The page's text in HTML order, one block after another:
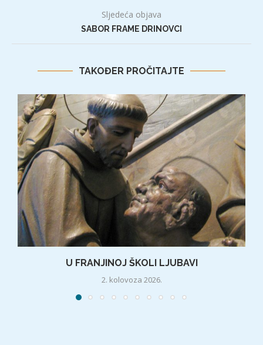
Sljedeća objava
SABOR FRAME DRINOVCI
TAKOĐER PROČITAJTE
U FRANJINOJ ŠKOLI LJUBAVI
2. kolovoza 2026.